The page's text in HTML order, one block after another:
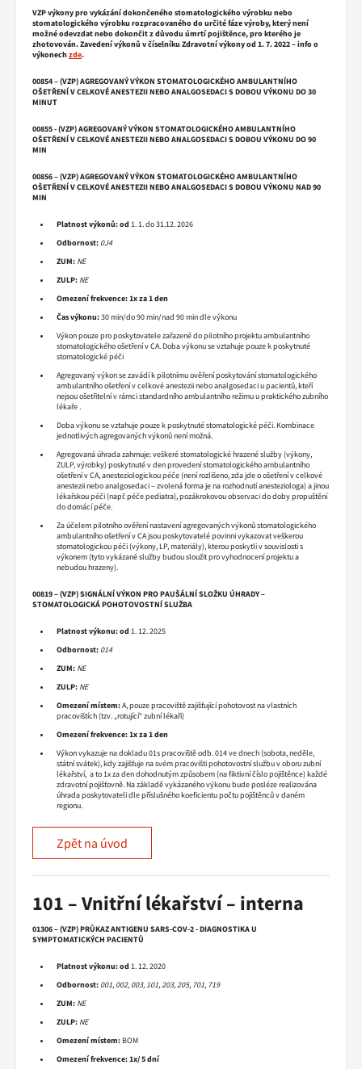
VZP výkony pro vykázání dokončeného stomatologického výrobku nebo
stomatologického výrobku rozpracovaného do určité fáze výroby, který není
možné odevzdat nebo dokončit z důvodu úmrtí pojištěnce, pro kterého je
zhotovován. Zavedení výkonů v číselníku Zdravotní výkony od 1. 7. 2022 – info o
výkonechzde.
00854 – (VZP) AGREGOVANÝ VÝKON STOMATOLOGICKÉHO AMBULANTNÍHO
OŠETŘENÍ V CELKOVÉ ANESTEZII NEBO ANALGOSEDACI S DOBOU VÝKONU DO 30
MINUT
00855 - (VZP) AGREGOVANÝ VÝKON STOMATOLOGICKÉHO AMBULANTNÍHO
OŠETŘENÍ V CELKOVÉ ANESTEZII NEBO ANALGOSEDACI S DOBOU VÝKONU DO 90
MIN
00856 – (VZP) AGREGOVANÝ VÝKON STOMATOLOGICKÉHO AMBULANTNÍHO
OŠETŘENÍ V CELKOVÉ ANESTEZII NEBO ANALGOSEDACI S DOBOU VÝKONU NAD 90
MIN
Platnost výkonů:od 1. 1. do 31.12. 2026
Odbornost: 0J4
ZUM: NE
ZULP: NE
Omezení frekvence:1x za 1 den
Čas výkonu:30 min/do 90 min/nad 90 min dle výkonu
Výkon pouze pro poskytovatele zařazené do pilotního projektu ambulantního
stomatologického ošetření v CA. Doba výkonu se vztahuje pouze k poskytnuté
stomatologické péči
Agregovaný výkon se zavádí k pilotnímu ověření poskytování stomatologického
ambulantního ošetření v celkové anestezii nebo analgosedaci u pacientů, kteří
nejsou ošetřitelní v rámci standardního ambulantního režimu u praktického zubního
lékaře .
Doba výkonu se vztahuje pouze k poskytnuté stomatologické péči. Kombinace
jednotlivých agregovaných výkonů není možná.
Agregovaná úhrada zahrnuje: veškeré stomatologické hrazené služby (výkony,
ZULP, výrobky) poskytnuté v den provedení stomatologického ambulantního
ošetření v CA, anesteziologickou péče (není rozlišeno, zda jde o ošetření v celkové
anestezii nebo analgosedaci – zvolená forma je na rozhodnutí anesteziologa) a jinou
lékařskou péči (např. péče pediatra), pozákrokovou observaci do doby propuštění
do domácí péče.
Za účelem pilotního ověření nastavení agregovaných výkonů stomatologického
ambulantního ošetření v CA jsou poskytovatelé povinni vykazovat veškerou
stomatologickou péči (výkony, LP, materiály), kterou poskytli v souvislosti s
výkonem (tyto vykázané služby budou sloužit pro vyhodnocení projektu a
nebudou hrazeny).
00819 – (VZP) SIGNÁLNÍ VÝKON PRO PAUŠÁLNÍ SLOŽKU ÚHRADY –
STOMATOLOGICKÁ POHOTOVOSTNÍ SLUŽBA
Platnost výkonu:od 1. 12. 2025
Odbornost: 014
ZUM: NE
ZULP: NE
Omezení místem:A, pouze pracoviště zajišťující pohotovost na vlastních
pracovištích (tzv. „rotující“ zubní lékaři)
Omezení frekvence:1x za 1 den
Výkon vykazuje na dokladu 01s pracoviště odb. 014 ve dnech (sobota, neděle,
státní svátek), kdy zajišťuje na svém pracovišti pohotovostní službu v oboru zubní
lékařství, a to 1x za den dohodnutým způsobem (na fiktivní číslo pojištěnce) každé
zdravotní pojišťovně. Na základě vykázaného výkonu bude posléze realizována
úhrada poskytovateli dle příslušného koeficientu počtu pojištěnců v daném
regionu.
Zpět na úvod
101 – Vnitřní lékařství – interna
01306 – (VZP) PRŮKAZ ANTIGENU SARS-COV-2 - DIAGNOSTIKA U
SYMPTOMATICKÝCH PACIENTŮ
Platnost výkonu:od 1. 12. 2020
Odbornost: 001, 002, 003, 101, 203, 205, 701, 719
ZUM: NE
ZULP: NE
Omezení místem: BOM
Omezení frekvence:1x/ 5 dní